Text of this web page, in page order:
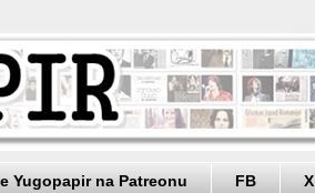
Yugopapir na Patreonu FB X